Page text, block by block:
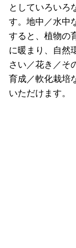
としていろいろ
す。地中／水中
すると、植物の
に暖まり、自然
さい／花き／そ
育成／軟化栽培
いただけます。